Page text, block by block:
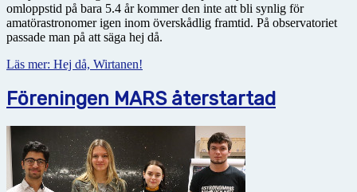
omloppstid på bara 5.4 år kommer den inte att bli synlig för
amatörastronomer igen inom överskådlig framtid. På observatoriet
passade man på att säga hej då.
Läs mer: Hej då, Wirtanen!
Föreningen MARS återstartad